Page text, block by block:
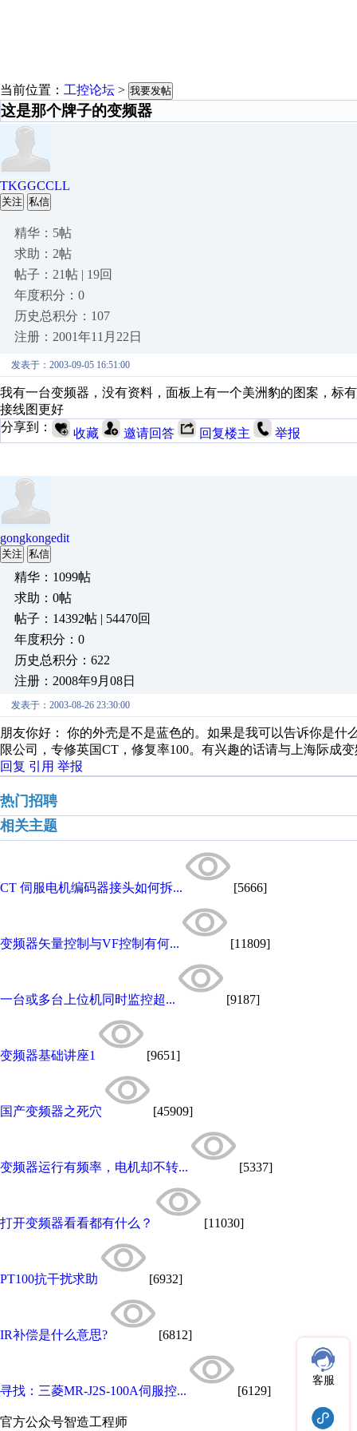
当前位置： 工控论坛 > 我要发帖
这是那个牌子的变频器
TKGGCCLL
关注 私信
精华：5帖
求助：2帖
帖子：21帖 | 19回
年度积分：0
历史总积分：107
注册：2001年11月22日
发表于：2003-09-05 16:51:00
我有一台变频器，没有资料，面板上有一个美洲豹的图案，标
接线图更好
分享到：
收藏 邀请回答 回复楼主 举报
gongkongedit
关注 私信
精华：1099帖
求助：0帖
帖子：14392帖 | 54470回
年度积分：0
历史总积分：622
注册：2008年9月08日
发表于：2003-08-26 23:30:00
朋友你好： 你的外壳是不是蓝色的。如果是我可以告诉你是
限公司，专修英国CT，修复率100。有兴趣的话请与上海际成
回复 引用 举报
热门招聘
相关主题
CT 伺服电机编码器接头如何拆... [5666]
变频器矢量控制与VF控制有何... [11809]
一台或多台上位机同时监控超... [9187]
变频器基础讲座1 [9651]
国产变频器之死穴 [45909]
变频器运行有频率，电机却不转... [5337]
打开变频器看看都有什么？ [11030]
PT100抗干扰求助 [6932]
IR补偿是什么意思? [6812]
寻找：三菱MR-J2S-100A伺服控... [6129]
官方公众号智造工程师
客服